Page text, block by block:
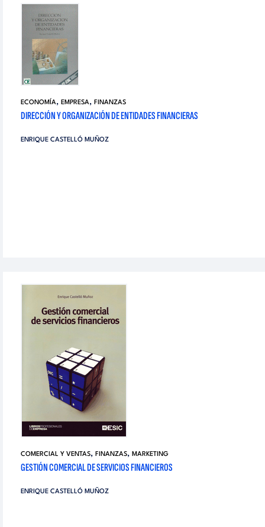
ECONOMÍA, EMPRESA, FINANZAS
DIRECCIÓN Y ORGANIZACIÓN DE ENTIDADES FINANCIERAS
ENRIQUE CASTELLÓ MUÑOZ
COMERCIAL Y VENTAS, FINANZAS, MARKETING
GESTIÓN COMERCIAL DE SERVICIOS FINANCIEROS
ENRIQUE CASTELLÓ MUÑOZ